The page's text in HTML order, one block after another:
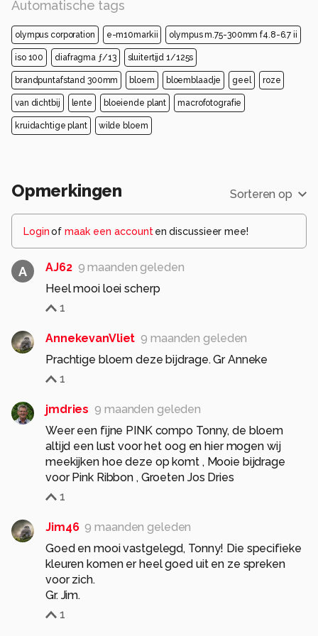
Automatische tags
olympus corporation e-m10markii olympus m.75-300mm f4.8-6.7 ii
iso 100 diafragma ƒ/13 sluitertijd 1/125s
brandpuntafstand 300mm bloem bloemblaadje geel roze
van dichtbij lente bloeiende plant macrofotografie
kruidachtige plant wilde bloem
Opmerkingen Sorteren op
Loginof maak een account en discussieer mee!
A AJ62 9 maanden geleden
Heel mooi loei scherp
1
AnnekevanVliet 9 maanden geleden
Prachtige bloem deze bijdrage. Gr Anneke
1
jmdries 9 maanden geleden
Weer een fijne PINK compo Tonny, de bloem
altijd een lust voor het oog en hier mogen wij
meekijken hoe deze op komt , Mooie bijdrage
voor Pink Ribbon , Groeten Jos Dries
1
Jim46 9 maanden geleden
Goed en mooi vastgelegd, Tonny! Die specifieke
kleuren komen er heel goed uit en ze spreken
voor zich.
Gr. Jim.
1